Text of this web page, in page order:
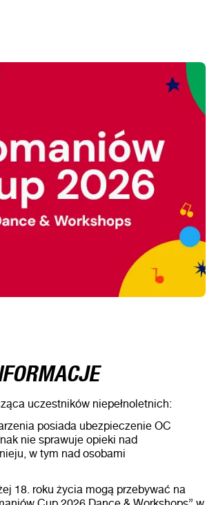
uczestników niepełnoletnich:
posiada ubezpieczenie OC
nie sprawuje opieki nad
w tym nad osobami
18. roku życia mogą przebywać na